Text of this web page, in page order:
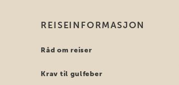
REISEINFORMASJON
Råd om reiser
Krav til gulfeber